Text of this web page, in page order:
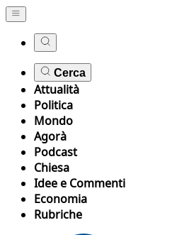
Cerca
Attualità
Politica
Mondo
Agorà
Podcast
Chiesa
Idee e Commenti
Economia
Rubriche